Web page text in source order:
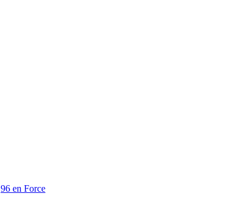
96 en Force